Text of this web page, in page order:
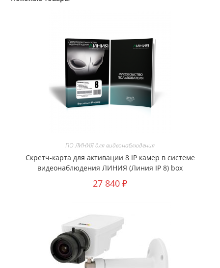
ПО ЛИНИЯ для видеонаблюдения
Скретч-карта для активации 8 IP камер в системе
видеонаблюдения ЛИНИЯ (Линия IP 8) box
27 840 ₽